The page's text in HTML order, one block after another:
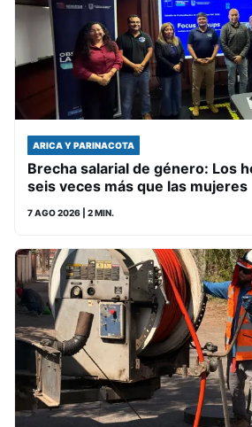
ARICA Y PARINACOTA
Brecha salarial de género: Los
seis veces más que las mujeres
7 AGO 2026 | 2 MIN.